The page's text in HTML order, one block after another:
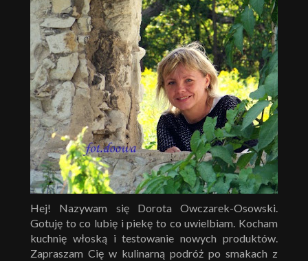
Hej! Nazywam się Dorota Owczarek-Osowski.
Gotuję to co lubię i piekę to co uwielbiam. Kocham
kuchnię włoską i testowanie nowych produktów.
Zapraszam Cię w kulinarną podróż po smakach z